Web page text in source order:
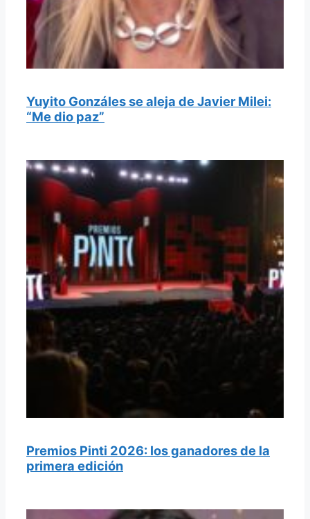
Yuyito Gonzáles se aleja de Javier Milei:
“Me dio paz”
Premios Pinti 2026: los ganadores de la
primera edición